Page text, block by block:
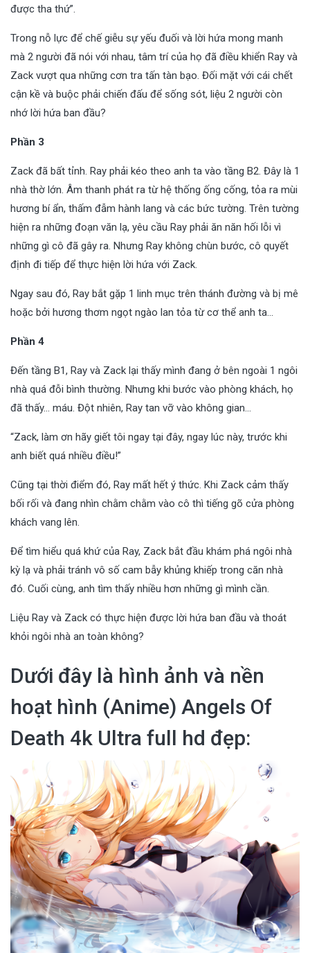
được tha thứ”.
Trong nỗ lực để chế giễu sự yếu đuối và lời hứa mong manh
mà 2 người đã nói với nhau, tâm trí của họ đã điều khiển Ray và
Zack vượt qua những cơn tra tấn tàn bạo. Đối mặt với cái chết
cận kề và buộc phải chiến đấu để sống sót, liệu 2 người còn
nhớ lời hứa ban đầu?
Phần 3
Zack đã bất tỉnh. Ray phải kéo theo anh ta vào tầng B2. Đây là 1
nhà thờ lớn. Âm thanh phát ra từ hệ thống ống cống, tỏa ra mùi
hương bí ẩn, thấm đẫm hành lang và các bức tường. Trên tường
hiện ra những đoạn văn lạ, yêu cầu Ray phải ăn năn hối lỗi vì
những gì cô đã gây ra. Nhưng Ray không chùn bước, cô quyết
định đi tiếp để thực hiện lời hứa với Zack.
Ngay sau đó, Ray bắt gặp 1 linh mục trên thánh đường và bị mê
hoặc bởi hương thơm ngọt ngào lan tỏa từ cơ thể anh ta…
Phần 4
Đến tầng B1, Ray và Zack lại thấy mình đang ở bên ngoài 1 ngôi
nhà quá đỗi bình thường. Nhưng khi bước vào phòng khách, họ
đã thấy… máu. Đột nhiên, Ray tan vỡ vào không gian…
“Zack, làm ơn hãy giết tôi ngay tại đây, ngay lúc này, trước khi
anh biết quá nhiều điều!”
Cũng tại thời điểm đó, Ray mất hết ý thức. Khi Zack cảm thấy
bối rối và đang nhìn chằm chằm vào cô thì tiếng gõ cửa phòng
khách vang lên.
Để tìm hiểu quá khứ của Ray, Zack bắt đầu khám phá ngôi nhà
kỳ lạ và phải tránh vô số cam bẫy khủng khiếp trong căn nhà
đó. Cuối cùng, anh tìm thấy nhiều hơn những gì mình cần.
Liệu Ray và Zack có thực hiện được lời hứa ban đầu và thoát
khỏi ngôi nhà an toàn không?
Dưới đây là hình ảnh và nền
hoạt hình (Anime) Angels Of
Death 4k Ultra full hd đẹp: